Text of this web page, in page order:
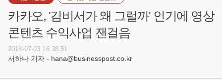
카카오, '김비서가 왜 그럴까' 인기에 영상
콘텐츠 수익사업 잰걸음
2018-07-03 16:38:51
서하나 기자 - hana@businesspost.co.kr